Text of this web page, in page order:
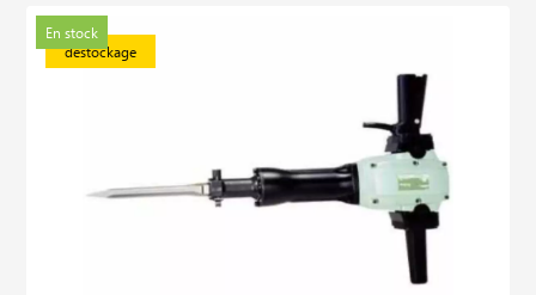
En stock
déstockage